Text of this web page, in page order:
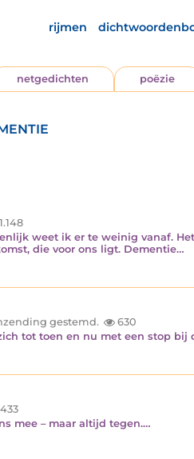
rijmen
netgedichten poëzie
weet ik er te weinig vanaf.
die voor ons ligt. Dementie…
gestemd.
630
tot toen en nu met een stop bij
mee – maar altijd tegen.…